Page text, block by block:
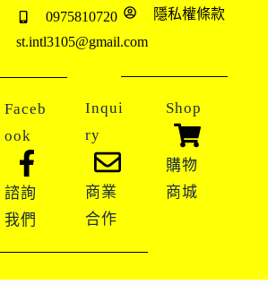
0975810720
st.intl3105@gmail.com
隱私權條款
Faceb
ook
諮詢
我們
Inqui
ry
商業
合作
Shop
購物
商城